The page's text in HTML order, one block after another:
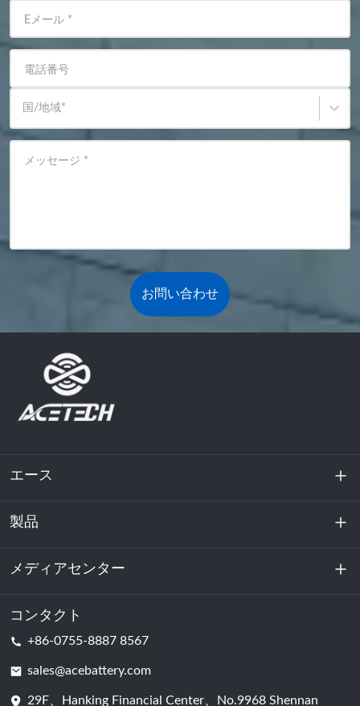
Eメール *
電話番号
国/地域*
メッセージ *
お問い合わせ
エース
私たちに関しては
持続可能性
製品
エネルギー貯蔵
データセンターおよびサーバー室
バッテリーセル
メディアセンター
ニュース
コンタクト
+86-0755-8887 8567
sales@acebattery.com
29F、Hanking Financial Center、No.9968 Shennan